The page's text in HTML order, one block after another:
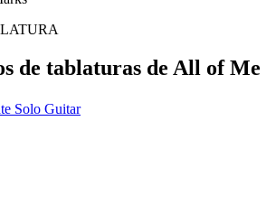
de tablaturas de All of Me
Solo Guitar